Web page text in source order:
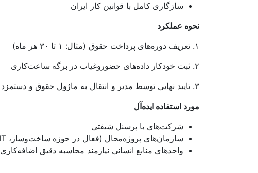
سازگاری کامل با قوانین کار ایران
نحوه عملکرد
۱. تعریف دوره‌های پرداخت حقوق (مثال: ۱ تا ۳۰ هر ماه)
۲. ثبت خودکار داده‌های حضوروغیاب در برگه ساعت‌کاری
۳. تایید نهایی توسط مدیر و انتقال به ماژول حقوق و دستمزد
مورد استفاده ایده‌آل
شرکت‌های با پرسنل شیفتی
سازمان‌های پروژه‌محال (فعال در حوزه ساخت‌وساز، IT)
واحدهای منابع انسانی نیازمند محاسبه دقیق اضافه‌کاری